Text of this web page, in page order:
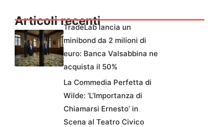
Articoli recenti
TradeLab lancia un
minibond da 2 milioni di
euro: Banca Valsabbina ne
acquista il 50%
La Commedia Perfetta di
Wilde: ‘L’Importanza di
Chiamarsi Ernesto’ in
Scena al Teatro Civico